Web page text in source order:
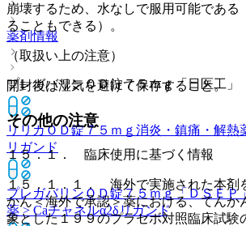
薬剤情報
プレガバリンＯＤ錠７５ｍｇ「日医工」
リリカＯＤ錠７５ｍｇ 消炎・鎮痛・解熱
リガンド
プレガバリンＯＤ錠７５ｍｇ「ＤＳＥＰ
薬 > Caチャネルα2δリガンド
崩壊するため、水なしで服用可能である
ることもできる）。
（取扱い上の注意）
開封後は湿気を避けて保存すること。
その他の注意
１５．１． 臨床使用に基づく情報
１５．１．１． 海外で実施された本剤
かん＜海外で承認＞薬における、てんか
象とした１９９のプラセボ対照臨床試験